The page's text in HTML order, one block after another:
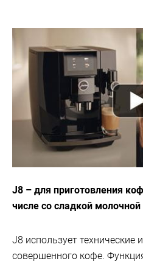
J8 – для приготовления
числе со сладкой молочной
J8 использует технические
совершенного кофе.